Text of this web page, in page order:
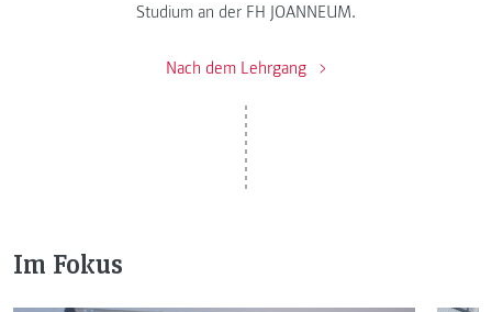
Studium an der FH JOANNEUM.
Nach dem Lehrgang
Im Fokus